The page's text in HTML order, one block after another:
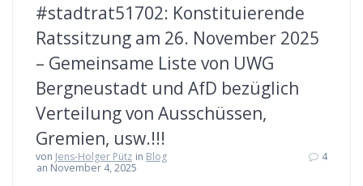
#stadtrat51702: Konstituierende
Ratssitzung am 26. November 2025
– Gemeinsame Liste von UWG
Bergneustadt und AfD bezüglich
Verteilung von Ausschüssen,
Gremien, usw.!!!
von Jens-Holger Pütz in Blog
an November 4, 2025
4